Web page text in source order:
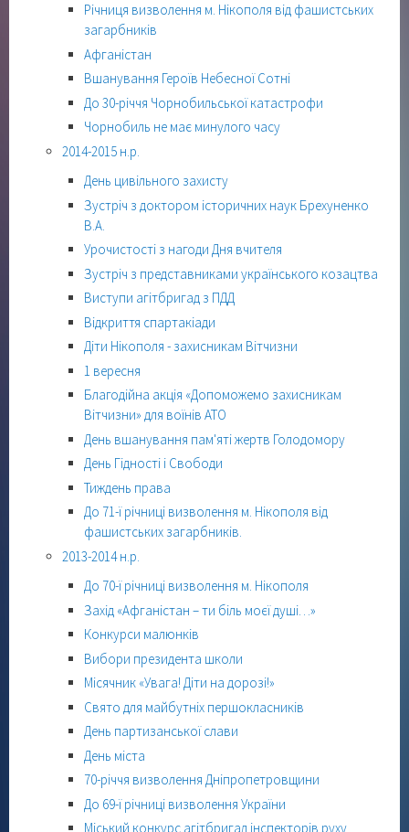
Річниця визволення м. Нікополя від фашистських
загарбників
Афганістан
Вшанування Героїв Небесної Сотні
До 30-річчя Чорнобильської катастрофи
Чорнобиль не має минулого часу
2014-2015 н.р.
День цивільного захисту
Зустріч з доктором історичних наук Брехуненко
В.А.
Урочистості з нагоди Дня вчителя
Зустріч з представниками українського козацтва
Виступи агітбригад з ПДД
Відкриття спартакіади
Діти Нікополя - захисникам Вітчизни
1 вересня
Благодійна акція «Допоможемо захисникам
Вітчизни» для воїнів АТО
День вшанування пам'яті жертв Голодомору
День Гідності і Свободи
Тиждень права
До 71-ї річниці визволення м. Нікополя від
фашистських загарбників.
2013-2014 н.р.
До 70-ї річниці визволення м. Нікополя
Захід «Афганістан – ти біль моєї душі…»
Конкурси малюнків
Вибори президента школи
Місячник «Увага! Діти на дорозі!»
Свято для майбутніх першокласників
День партизанської слави
День міста
70-річчя визволення Дніпропетровщини
До 69-ї річниці визволення України
Міський конкурс агітбригад інспекторів руху